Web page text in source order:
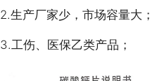
2.生产厂家少，市场容量大；
3.工伤、医保乙类产品；